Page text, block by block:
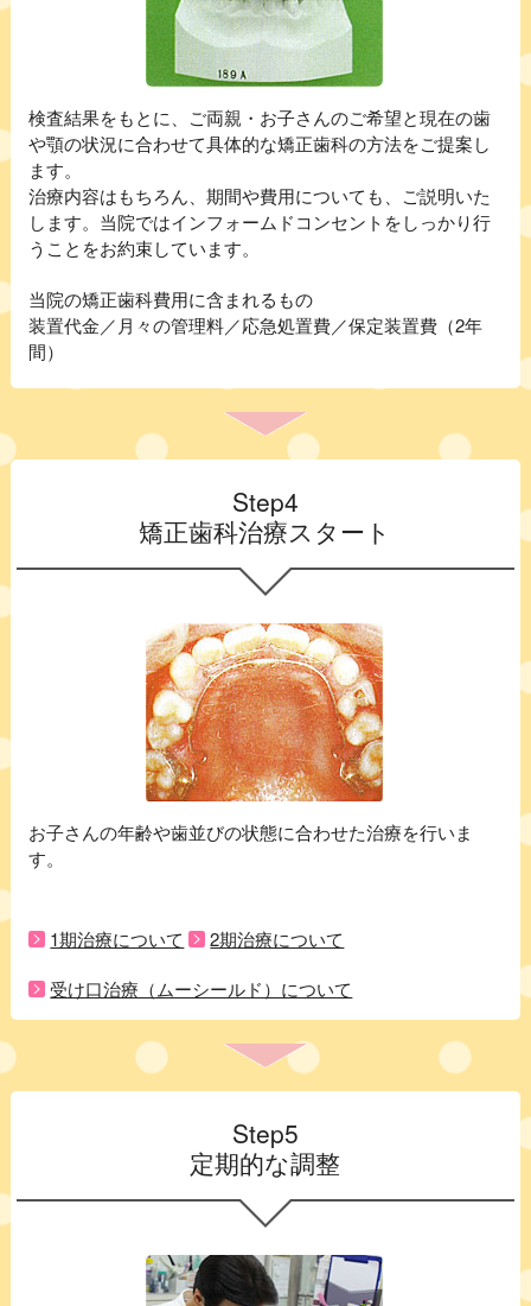
検査結果をもとに、ご両親・お子さんのご希望と現在の歯
や顎の状況に合わせて具体的な矯正歯科の方法をご提案し
ます。
治療内容はもちろん、期間や費用についても、ご説明いた
します。当院ではインフォームドコンセントをしっかり行
うことをお約束しています。
当院の矯正歯科費用に含まれるもの
装置代金／月々の管理料／応急処置費／保定装置費（2年
間）
Step4
矯正歯科治療スタート
お子さんの年齢や歯並びの状態に合わせた治療を行いま
す。
1期治療について
2期治療について
受け口治療（ムーシールド）について
Step5
定期的な調整